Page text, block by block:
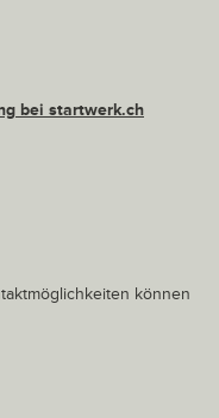
bei startwerk.ch
können